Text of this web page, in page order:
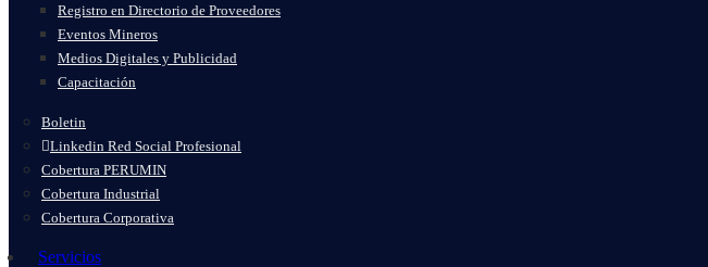
Registro en Directorio de Proveedores
Eventos Mineros
Medios Digitales y Publicidad
Capacitación
Boletin
Linkedin Red Social Profesional
Cobertura PERUMIN
Cobertura Industrial
Cobertura Corporativa
Servicios